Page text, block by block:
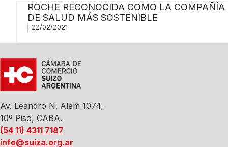
ROCHE RECONOCIDA COMO LA COMPAÑÍA
DE SALUD MÁS SOSTENIBLE
22/02/2021
Av. Leandro N. Alem 1074,
10º Piso, CABA.
(54 11) 4311 7187
info@suiza.org.ar